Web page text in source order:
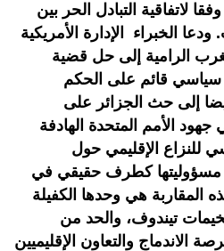
لاتفاقية التبادل الحر بين
ودعا الخبراء الإدارة الأمريكية
الرامية إلى حل قضية
قائم على الحكم
إلى حث الجزائر على
الأمم المتحدة الهادفة
للنزاع الإقليمي حول
مسؤوليتها كطرف حقيقي في
المقاربة هي وحدها الكفيلة
تيندوف، والحد من
الاندماج والتعاون الإقليميين